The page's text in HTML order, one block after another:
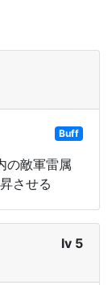
Buff
の敵軍雷属
させる
lv 5